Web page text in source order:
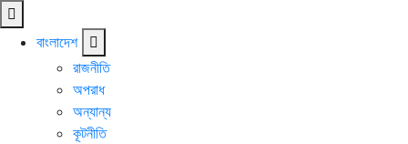
বাংলাদেশ
রাজনীতি
অপরাধ
অন্যান্য
কূটনীতি